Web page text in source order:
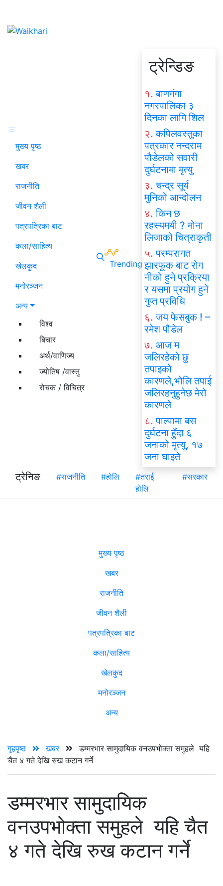
मुख्य पृष्ठ
खबर
राजनीति
जीवन शैली
पत्रपत्रिका बाट
कला/साहित्य
खेलकुद
मनोरञ्जन
अन्य
विश्व
बिचार
अर्थ/वाणिज्य
ज्योतिष /वास्तु
रोचक / विचित्र
Trending
ट्रेन्डिङ
१. बाणगंगा
नगरपालिका ३
दिनका लागि शिल
२. कपिलवस्तुका
पत्रकार नन्दराम
पौडेलको सवारी
दुर्घटनामा मृत्यु
३. चन्द्र सूर्य
मुनिको आन्दोलन
४. किन छ
रहस्यमयी ? मोना
लिजाको चित्राकृती
५. परम्परागत
झारफूक बाट रोग
नीको हुने प्रक्रिया
र यसमा प्रयोग हुने
गुप्त प्रविधि
६. जय फेसबुक ! –
रमेश पौडेल
७. आज म
जलिरहेको छु
तपाइको
कारणले,भोलि तपाई
जलिरहनुहुनेछ मेरो
कारणले
८. पाल्पामा बस
दुर्घटना हुँदा ६
जनाको मृत्यु, १७
जना घाइते
ट्रेनिङ
#राजनीति #होलि
#तराई
होलि
#सरकार
मुख्य पृष्ठ
खबर
राजनीति
जीवन शैली
पत्रपत्रिका बाट
कला/साहित्य
खेलकुद
मनोरञ्जन
अन्य
गृहपृष्ठ खबर
डम्मरभार सामुदायिक वनउपभोक्ता समुहले यहि
चैत ४ गते देखि रुख कटान गर्ने
डम्मरभार सामुदायिक
वनउपभोक्ता समुहले यहि चैत
४ गते देखि रुख कटान गर्ने